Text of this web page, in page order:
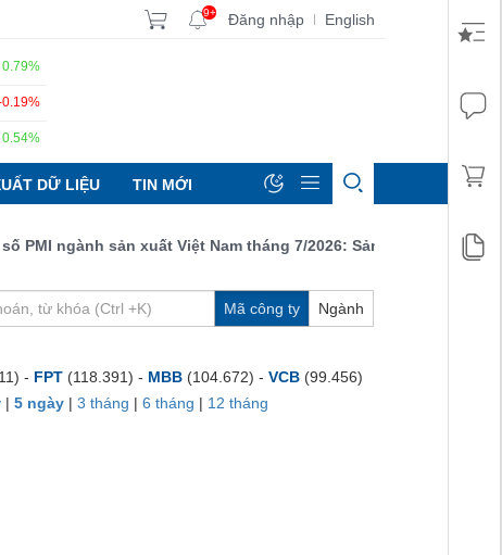
9+ Đăng nhập | English
0.79%
0.19%
0.54%
DỮ LIỆU TIN MỚI
ngành sản xuất Việt Nam tháng 7/2026: Sản lượng, số lượng
Mã công ty Ngành
- FPT (118.391) - MBB (104.672) - VCB (99.456)
| 5 ngày | 3 tháng | 6 tháng | 12 tháng